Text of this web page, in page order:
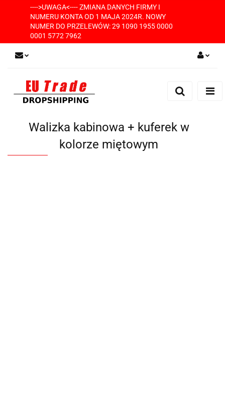
---->UWAGA<---- ZMIANA DANYCH FIRMY I
NUMERU KONTA OD 1 MAJA 2024R. NOWY
NUMER DO PRZELEWÓW: 29 1090 1955 0000
0001 5772 7962
Zarejestruj się
Walizka kabinowa + kuferek w
kolorze miętowym